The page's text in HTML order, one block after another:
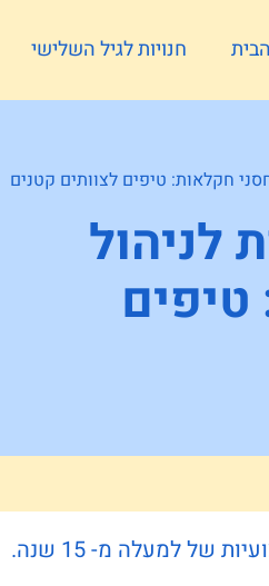
חנויות לגיל השלישי
חקלאות: טיפים לצוותים קטנים
לניהול
של למעלה מ- 15 שנה.